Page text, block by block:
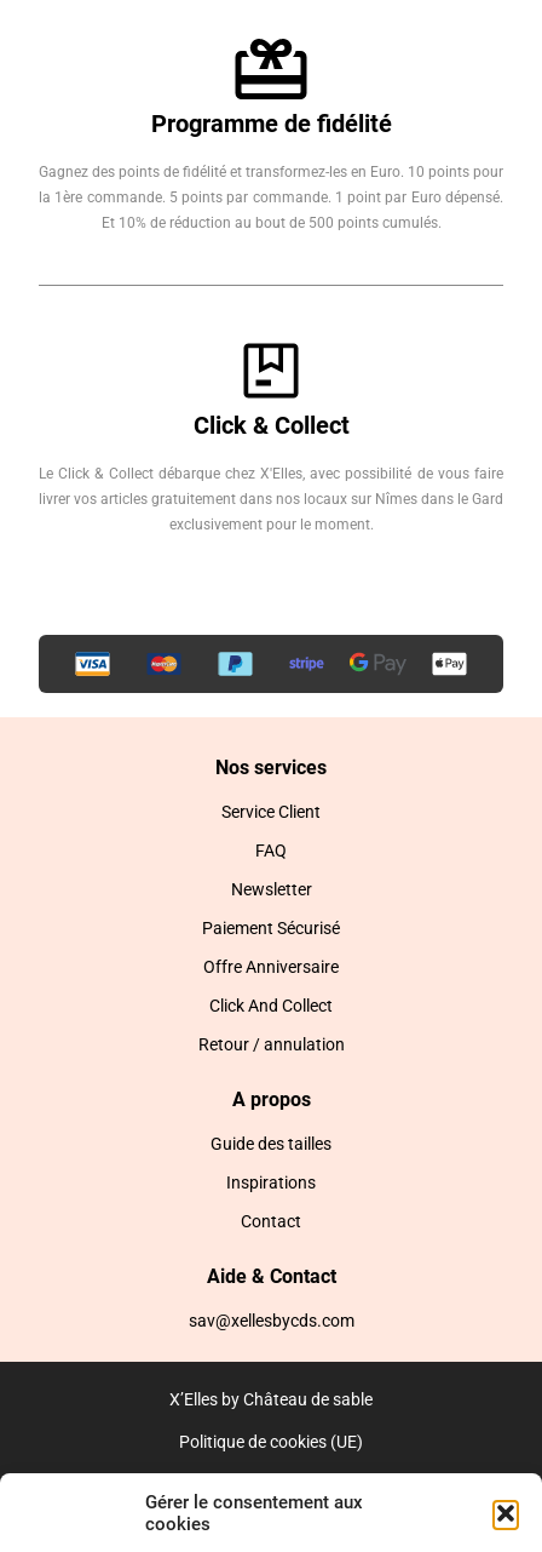
Gérer le consentement aux
cookies
Programme de fidélité
Gagnez des points de fidélité et transformez-les en Euro. 10 points pour
la 1ère commande. 5 points par commande. 1 point par Euro dépensé.
Et 10% de réduction au bout de 500 points cumulés.
Click & Collect
Le Click & Collect débarque chez X'Elles, avec possibilité de vous faire
livrer vos articles gratuitement dans nos locaux sur Nîmes dans le Gard
exclusivement pour le moment.
Nos services
Service Client
FAQ
Newsletter
Paiement Sécurisé
Offre Anniversaire
Click And Collect
Retour / annulation
A propos
Guide des tailles
Inspirations
Contact
Aide & Contact
sav@xellesbycds.com
X’Elles by Château de sable
Politique de cookies (UE)
Réalisé par l’agence web :